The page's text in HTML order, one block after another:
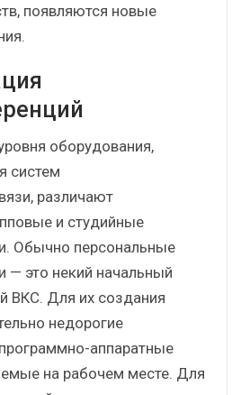
появляются новые
оборудования,
систем
различают
и студийные
Обычно персональные
— это некий начальный
ВКС. Для их создания
недорогие
аппаратные
на рабочем месте. Для